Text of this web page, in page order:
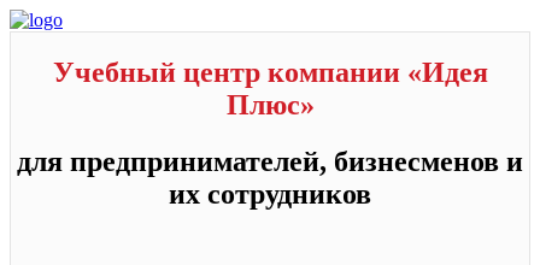
Учебный центр компании «Идея
Плюс»
для предпринимателей, бизнесменов и
их сотрудников